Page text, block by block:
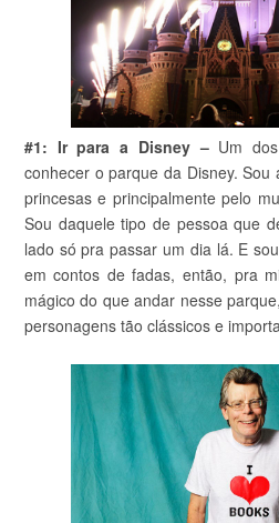
#1: Ir para a Disney – Um
conhecer o parque da Disney. Sou
princesas e principalmente pelo
Sou daquele tipo de pessoa que
lado só pra passar um dia lá. E
em contos de fadas, então, pra
mágico do que andar nesse
personagens tão clássicos e